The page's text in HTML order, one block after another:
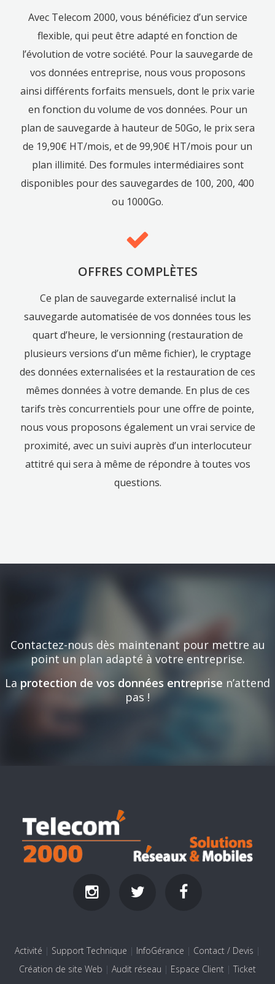
Avec Telecom 2000, vous bénéficiez d’un service
flexible, qui peut être adapté en fonction de
l’évolution de votre société. Pour la sauvegarde de
vos données entreprise, nous vous proposons
ainsi différents forfaits mensuels, dont le prix varie
en fonction du volume de vos données. Pour un
plan de sauvegarde à hauteur de 50Go, le prix sera
de 19,90€ HT/mois, et de 99,90€ HT/mois pour un
plan illimité. Des formules intermédiaires sont
disponibles pour des sauvegardes de 100, 200, 400
ou 1000Go.
OFFRES COMPLÈTES
Ce plan de sauvegarde externalisé inclut la
sauvegarde automatisée de vos données tous les
quart d’heure, le versionning (restauration de
plusieurs versions d’un même fichier), le cryptage
des données externalisées et la restauration de ces
mêmes données à votre demande. En plus de ces
tarifs très concurrentiels pour une offre de pointe,
nous vous proposons également un vrai service de
proximité, avec un suivi auprès d’un interlocuteur
attitré qui sera à même de répondre à toutes vos
questions.
Contactez-nous dès maintenant pour mettre au
point un plan adapté à votre entreprise.
La protection de vos données entreprise n’attend
pas !
Activité | Support Technique | InfoGérance | Contact / Devis |
Création de site Web | Audit réseau | Espace Client | Ticket